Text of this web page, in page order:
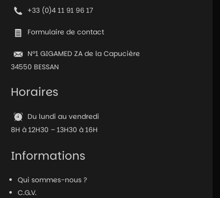
+33 (0)4 11 91 96 17
Formulaire de contact
N°1 GIGAMED ZA de la Capucière
34550 BESSAN
Horaires
Du lundi au vendredi
8H à 12H30 – 13H30 à 16H
Informations
Qui sommes-nous ?
C.G.V.